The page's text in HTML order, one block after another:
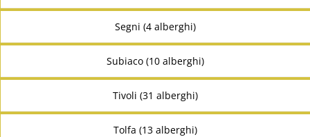
Segni (4 alberghi)
Subiaco (10 alberghi)
Tivoli (31 alberghi)
Tolfa (13 alberghi)